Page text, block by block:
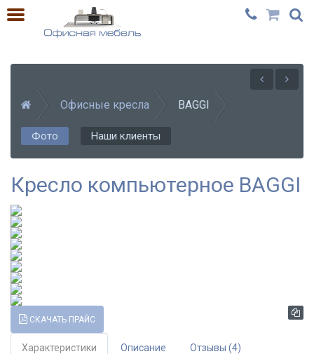
Офисные кресла BAGGI
Фото Наши клиенты
Кресло компьютерное BAGGI
СКАЧАТЬ ПРАЙС
Характеристики Описание Отзывы (4)